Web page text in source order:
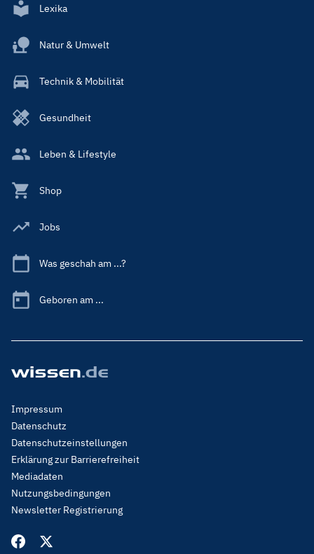
Lexika
Natur & Umwelt
Technik & Mobilität
Gesundheit
Leben & Lifestyle
Shop
Jobs
Was geschah am ...?
Geboren am ...
Footer
Menu
Legal
Impressum
Datenschutz
Datenschutzeinstellungen
Erklärung zur Barrierefreiheit
Mediadaten
Nutzungsbedingungen
Newsletter Registrierung